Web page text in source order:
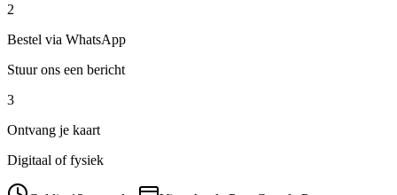
2
Bestel via WhatsApp
Stuur ons een bericht
3
Ontvang je kaart
Digitaal of fysiek